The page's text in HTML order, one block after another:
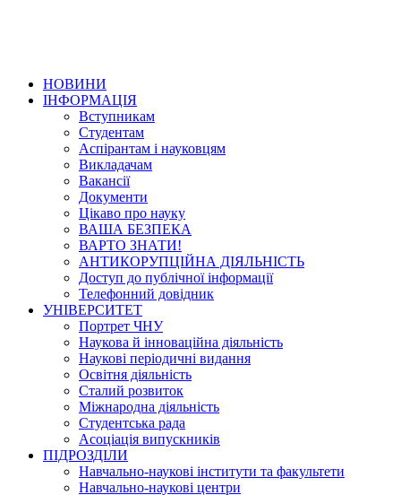
НОВИНИ
ІНФОРМАЦІЯ
Вступникам
Студентам
Аспірантам і науковцям
Викладачам
Вакансії
Документи
Цікаво про науку
ВАША БЕЗПЕКА
ВАРТО ЗНАТИ!
АНТИКОРУПЦІЙНА ДІЯЛЬНІСТЬ
Доступ до публічної інформації
Телефонний довідник
УНІВЕРСИТЕТ
Портрет ЧНУ
Наукова й інноваційна діяльність
Наукові періодичні видання
Освітня діяльність
Сталий розвиток
Міжнародна діяльність
Студентська рада
Асоціація випускників
ПІДРОЗДІЛИ
Навчально-наукові інститути та факультети
Навчально-наукові центри